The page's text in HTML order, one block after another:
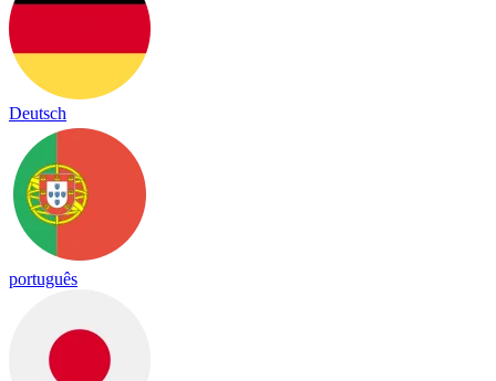
Deutsch
português